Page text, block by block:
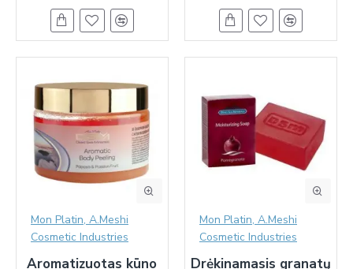
Mon Platin, A.Meshi
Cosmetic Industries
Aromatizuotas kūno
Mon Platin, A.Meshi
Cosmetic Industries
Drėkinamasis granatų